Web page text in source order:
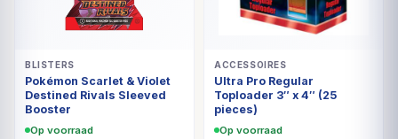
BLISTERS
Pokémon Scarlet & Violet
Destined Rivals Sleeved
Booster
Op voorraad
ACCESSOIRES
Ultra Pro Regular
Toploader 3″ x 4″ (25
pieces)
Op voorraad